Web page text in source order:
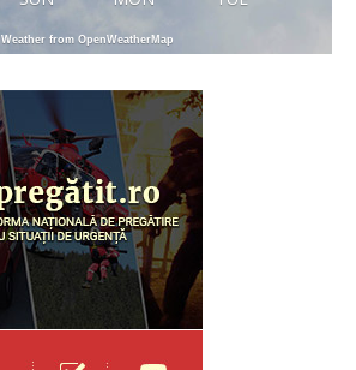
Weather from OpenWeatherMap